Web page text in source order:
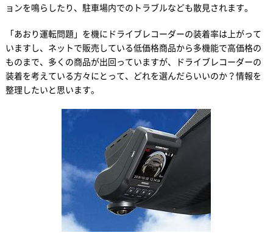
ョンを鳴らしたり、駐車場内でのトラブルなども散見されます。
「あおり運転問題」を機にドライブレコーダーの装着率は上がって
いますし、ネットで販売している低価格商品から多機能で高価格の
ものまで、多くの商品が出回っていますが、ドライブレコーダーの
装着を考えている方々にとって、どれを選んだらいいのか？情報を
整理したいと思います。